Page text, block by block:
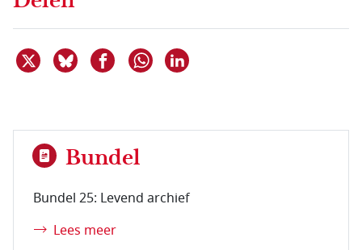
Deel dit item op X
Deel dit item op Bluesky
Deel dit item op Facebook
Delen via WhatsApp
Bundel
Bundel 25: Levend archief
Lees meer